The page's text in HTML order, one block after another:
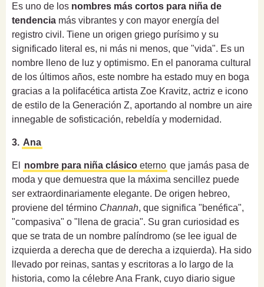
Es uno de los nombres más cortos para niña de
tendencia más vibrantes y con mayor energía del
registro civil. Tiene un origen griego purísimo y su
significado literal es, ni más ni menos, que "vida". Es un
nombre lleno de luz y optimismo. En el panorama cultural
de los últimos años, este nombre ha estado muy en boga
gracias a la polifacética artista Zoe Kravitz, actriz e icono
de estilo de la Generación Z, aportando al nombre un aire
innegable de sofisticación, rebeldía y modernidad.
3. Ana
El nombre para niña clásico eterno que jamás pasa de
moda y que demuestra que la máxima sencillez puede
ser extraordinariamente elegante. De origen hebreo,
proviene del término Channah, que significa "benéfica",
"compasiva" o "llena de gracia". Su gran curiosidad es
que se trata de un nombre palíndromo (se lee igual de
izquierda a derecha que de derecha a izquierda). Ha sido
llevado por reinas, santas y escritoras a lo largo de la
historia, como la célebre Ana Frank, cuyo diario sigue